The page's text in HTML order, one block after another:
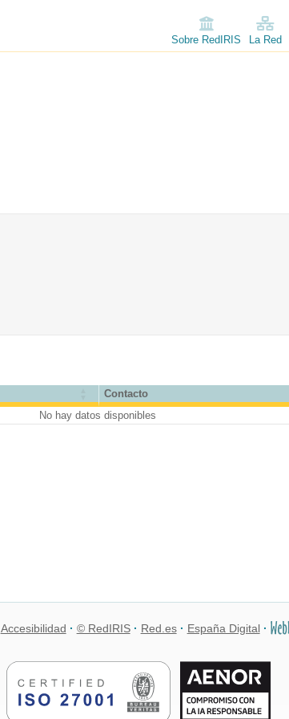
Sobre RedIRIS La Red
Contacto
No hay datos disponibles
Accesibilidad © RedIRIS Red.es España Digital